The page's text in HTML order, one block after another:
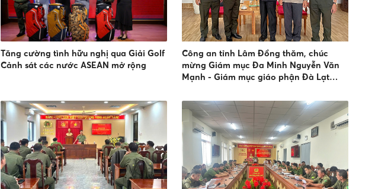
Tăng cường tình hữu nghị qua Giải Golf
Cảnh sát các nước ASEAN mở rộng
Công an tỉnh Lâm Đồng thăm, chúc
mừng Giám mục Đa Minh Nguyễn Văn
Mạnh - Giám mục giáo phận Đà Lạt